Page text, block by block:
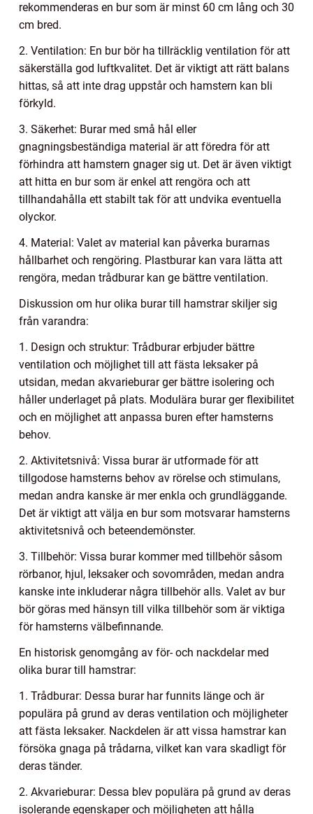
rekommenderas en bur som är minst 60 cm lång och 30
cm bred.
2. Ventilation: En bur bör ha tillräcklig ventilation för att
säkerställa god luftkvalitet. Det är viktigt att rätt balans
hittas, så att inte drag uppstår och hamstern kan bli
förkyld.
3. Säkerhet: Burar med små hål eller
gnagningsbeständiga material är att föredra för att
förhindra att hamstern gnager sig ut. Det är även viktigt
att hitta en bur som är enkel att rengöra och att
tillhandahålla ett stabilt tak för att undvika eventuella
olyckor.
4. Material: Valet av material kan påverka burarnas
hållbarhet och rengöring. Plastburar kan vara lätta att
rengöra, medan trådburar kan ge bättre ventilation.
Diskussion om hur olika burar till hamstrar skiljer sig
från varandra:
1. Design och struktur: Trådburar erbjuder bättre
ventilation och möjlighet till att fästa leksaker på
utsidan, medan akvarieburar ger bättre isolering och
håller underlaget på plats. Modulära burar ger flexibilitet
och en möjlighet att anpassa buren efter hamsterns
behov.
2. Aktivitetsnivå: Vissa burar är utformade för att
tillgodose hamsterns behov av rörelse och stimulans,
medan andra kanske är mer enkla och grundläggande.
Det är viktigt att välja en bur som motsvarar hamsterns
aktivitetsnivå och beteendemönster.
3. Tillbehör: Vissa burar kommer med tillbehör såsom
rörbanor, hjul, leksaker och sovområden, medan andra
kanske inte inkluderar några tillbehör alls. Valet av bur
bör göras med hänsyn till vilka tillbehör som är viktiga
för hamsterns välbefinnande.
En historisk genomgång av för- och nackdelar med
olika burar till hamstrar:
1. Trådburar: Dessa burar har funnits länge och är
populära på grund av deras ventilation och möjligheter
att fästa leksaker. Nackdelen är att vissa hamstrar kan
försöka gnaga på trådarna, vilket kan vara skadligt för
deras tänder.
2. Akvarieburar: Dessa blev populära på grund av deras
isolerande egenskaper och möjligheten att hålla